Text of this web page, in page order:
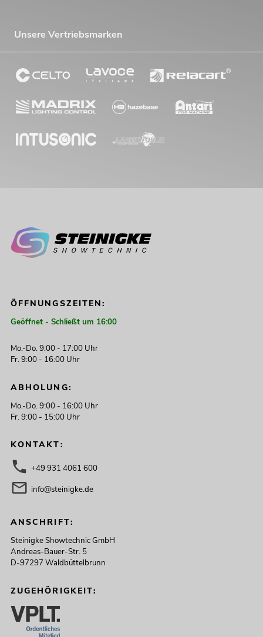
Unsere Vertriebsmarken
ÖFFNUNGSZEITEN:
Geöffnet - Schließt um 16:00
Mo.-Do. 9:00 - 17:00 Uhr
Fr. 9:00 - 16:00 Uhr
ABHOLUNG:
Mo.-Do. 9:00 - 16:00 Uhr
Fr. 9:00 - 15:00 Uhr
KONTAKT:
+49 931 4061 600
info@steinigke.de
ANSCHRIFT:
Steinigke Showtechnic GmbH
Andreas-Bauer-Str. 5
D-97297 Waldbüttelbrunn
ZUGEHÖRIGKEIT: